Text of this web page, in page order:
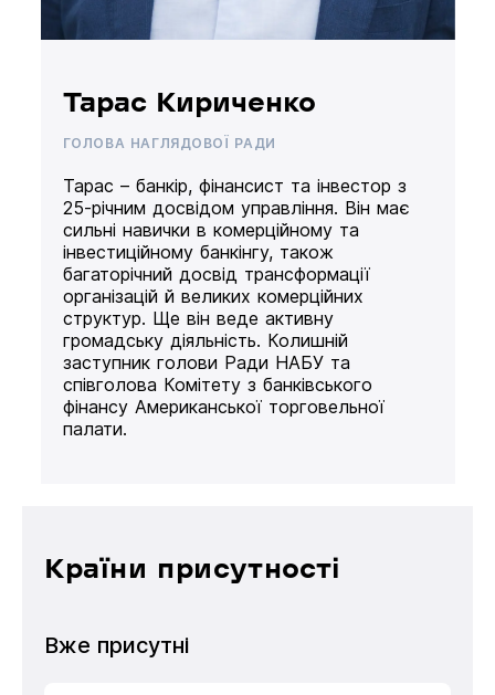
Тарас Кириченко
ГОЛОВА НАГЛЯДОВОЇ РАДИ
Тарас – банкір, фінансист та інвестор з
25-річним досвідом управління. Він має
сильні навички в комерційному та
інвестиційному банкінгу, також
багаторічний досвід трансформації
організацій й великих комерційних
структур. Ще він веде активну
громадську діяльність. Колишній
заступник голови Ради НАБУ та
співголова Комітету з банківського
фінансу Американської торговельної
палати.
Країни присутності
Вже присутні